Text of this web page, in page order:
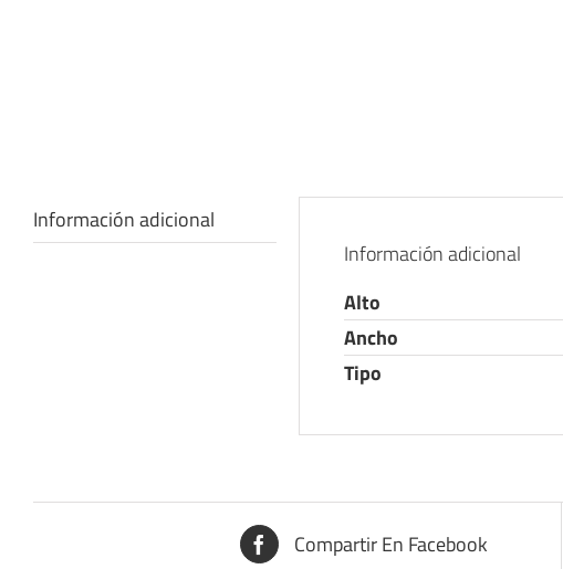
Información adicional
Información adicional
Alto
Ancho
Tipo
Compartir En Facebook